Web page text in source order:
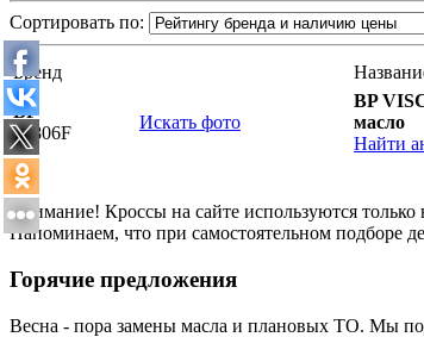
Сортировать по:
Бренд
BP
15806F
Искать фото
BP
масло
Найти
Внимание! Кроссы на сайте используются
Напоминаем, что при самостоятельном подборе
Горячие предложения
Весна - пора замены масла и плановых ТО. Мы